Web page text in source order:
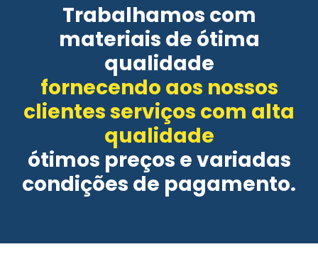
Trabalhamos com
materiais de ótima
qualidade
fornecendo aos nossos
clientes serviços com alta
qualidade
ótimos preços e variadas
condições de pagamento.